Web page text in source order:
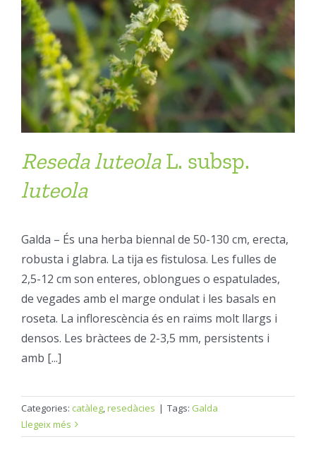
ResedaluteolaL. subsp.
luteola
Galda – És una herba biennal de 50-130 cm, erecta,
robusta i glabra. La tija es fistulosa. Les fulles de
2,5-12 cm son enteres, oblongues o espatulades,
de vegades amb el marge ondulat i les basals en
roseta. La inflorescència és en raïms molt llargs i
densos. Les bràctees de 2-3,5 mm, persistents i
amb [...]
Categories: catàleg,resedàcies | Tags: Galda
Llegeix més